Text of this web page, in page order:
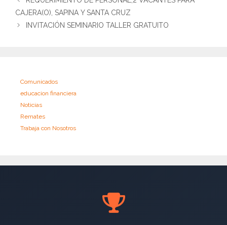
CAJERA(O), SAPINA Y SANTA CRUZ
INVITACIÓN SEMINARIO TALLER GRATUITO
Comunicados
educacion financiera
Noticias
Remates
Trabaja con Nosotros